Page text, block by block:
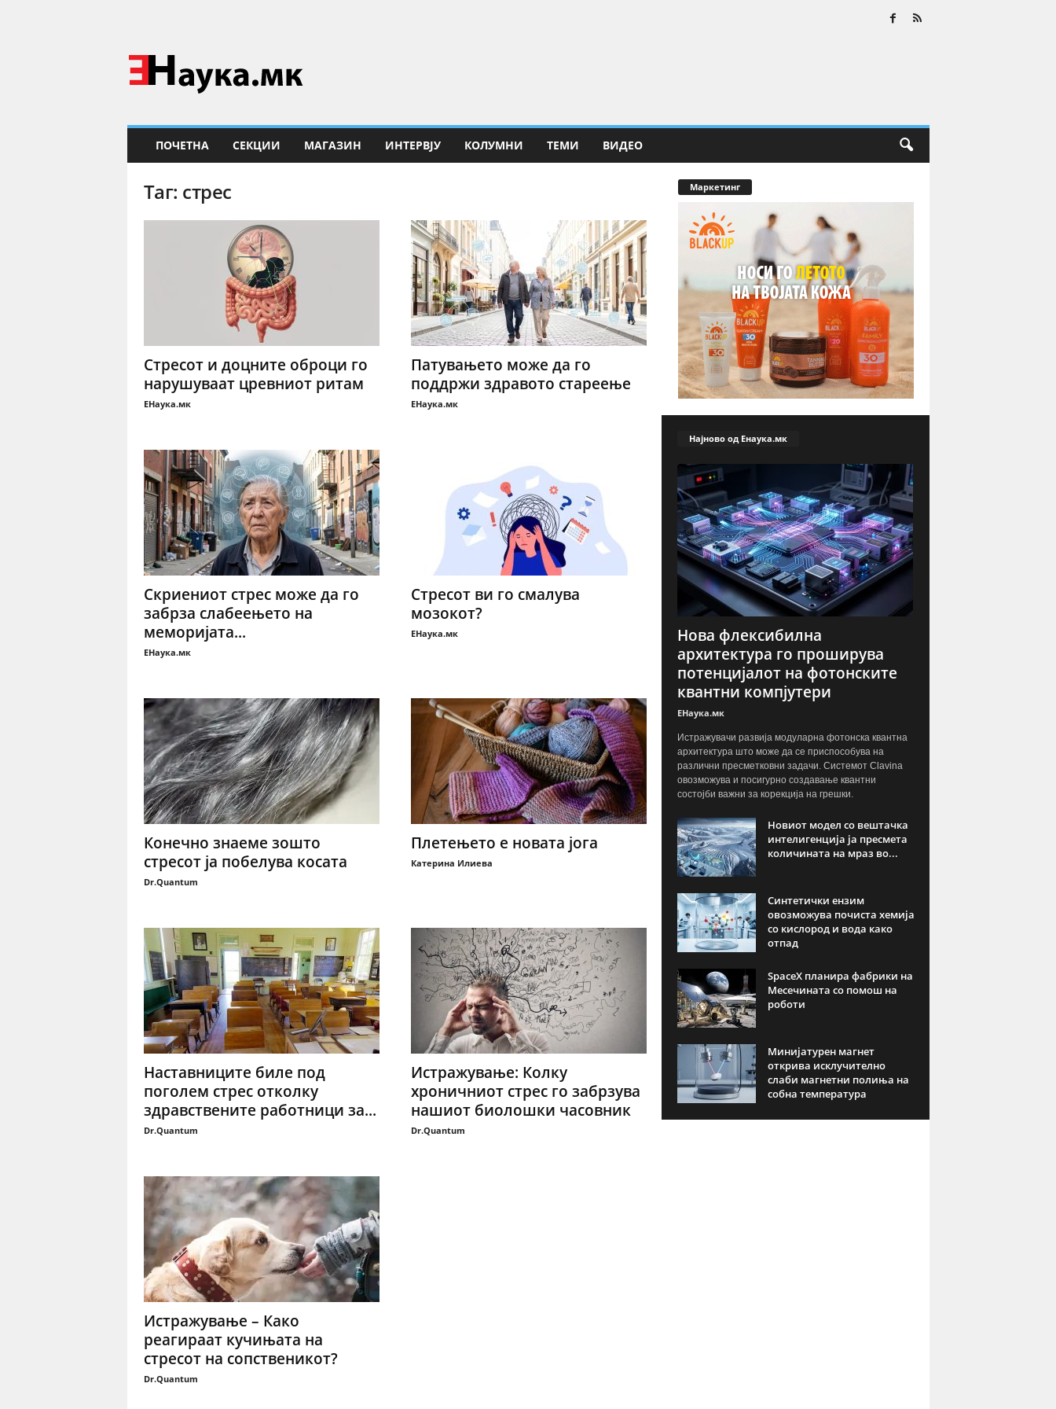
Н
а
у
ПОЧЕТНА СЕКЦИИ МАГАЗИН ИНТЕРВЈУ КОЛУМНИ ТЕМИ ВИДЕО
Таг: стрес
Стресот и доцните оброци го
нарушуваат цревниот ритам
ЕНаука.мк
Патувањето може да го
поддржи здравото стареење
ЕНаука.мк
Скриениот стрес може да го
забрза слабеењето на
меморијата...
ЕНаука.мк
Стресот ви го смалува
мозокот?
ЕНаука.мк
Конечно знаеме зошто
стресот ја побелува косата
Dr.Quantum
Плетењето е новата јога
Катерина Илиева
Наставниците биле под
поголем стрес отколку
здравствените работници за...
Dr.Quantum
Истражување: Колку
хроничниот стрес го забрзува
нашиот биолошки часовник
Dr.Quantum
Истражување – Како
реагираат кучињата на
стресот на сопственикот?
Dr.Quantum
Маркетинг
Најново од Енаука.мк
Нова флексибилна
архитектура го проширува
потенцијалот на фотонските
квантни компјутери
ЕНаука.мк
Истражувачи развија модуларна фотонска квантна
архитектура што може да се приспособува на
различни пресметковни задачи. Системот Clavina
овозможува и посигурно создавање квантни
состојби важни за корекција на грешки.
Новиот модел со вештачка
интелигенција ја пресмета
количината на мраз во...
Синтетички ензим
овозможува почиста хемија
со кислород и вода како
отпад
SpaceX планира фабрики на
Месечината со помош на
роботи
Минијатурен магнет
открива исклучително
слаби магнетни полиња на
собна температура